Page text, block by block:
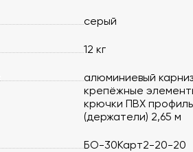
серый
12 кг
алюминиевый карниз
крепёжные
крючки ПВХ профиль
(держатели) 2,65 м
БО-30Карт2-20-20